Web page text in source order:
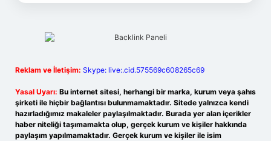
Reklam ve İletişim: Skype: live:.cid.575569c608265c69
Yasal Uyarı: Bu internet sitesi, herhangi bir marka, kurum veya şahıs
şirketi ile hiçbir bağlantısı bulunmamaktadır. Sitede yalnızca kendi
hazırladığımız makaleler paylaşılmaktadır. Burada yer alan içerikler
haber niteliği taşımamakta olup, gerçek kurum ve kişiler hakkında
paylaşım yapılmamaktadır. Gerçek kurum ve kişiler ile isim